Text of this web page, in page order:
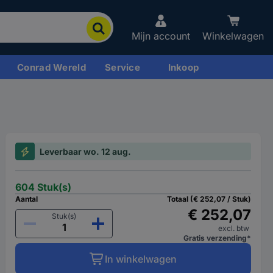
Mijn account Winkelwagen
Conrad Wereld Service Inkoop
Leverbaar wo. 12 aug.
604 Stuk(s)
Aantal
Stuk(s)
Totaal (€ 252,07 / Stuk)
€ 252,07
excl. btw
Gratis verzending*
In winkelwagen